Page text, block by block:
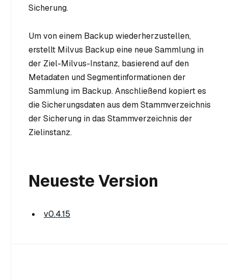
Sicherung.
Um von einem Backup wiederherzustellen,
erstellt Milvus Backup eine neue Sammlung in
der Ziel-Milvus-Instanz, basierend auf den
Metadaten und Segmentinformationen der
Sammlung im Backup. Anschließend kopiert es
die Sicherungsdaten aus dem Stammverzeichnis
der Sicherung in das Stammverzeichnis der
Zielinstanz.
Neueste Version
v0.4.15